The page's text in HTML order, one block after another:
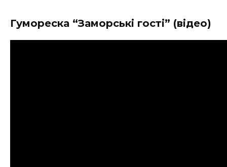
Гумореска “Заморські гості” (відео)